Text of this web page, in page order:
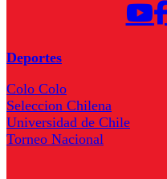
Deportes
Colo Colo
Seleccion Chilena
Universidad de Chile
Torneo Nacional